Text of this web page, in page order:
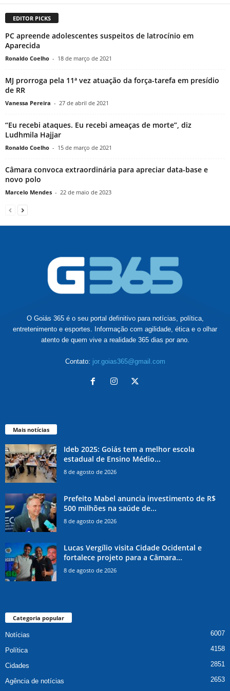
EDITOR PICKS
PC apreende adolescentes suspeitos de latrocínio em
Aparecida
Ronaldo Coelho - 18 de março de 2021
MJ prorroga pela 11ª vez atuação da força-tarefa em presídio
de RR
Vanessa Pereira - 27 de abril de 2021
“Eu recebi ataques. Eu recebi ameaças de morte”, diz
Ludhmila Hajjar
Ronaldo Coelho - 15 de março de 2021
Câmara convoca extraordinária para apreciar data-base e
novo polo
Marcelo Mendes - 22 de maio de 2023
O Goiás 365 é o seu portal definitivo para notícias, política,
entretenimento e esportes. Informação com agilidade, ética e o olhar
atento de quem vive a realidade 365 dias por ano.
Contato: jor.goias365@gmail.com
Mais notícias
Ideb 2025: Goiás tem a melhor escola
estadual de Ensino Médio...
8 de agosto de 2026
Prefeito Mabel anuncia investimento de R$
500 milhões na saúde de...
8 de agosto de 2026
Lucas Vergílio visita Cidade Ocidental e
fortalece projeto para a Câmara...
8 de agosto de 2026
Categoria popular
Notícias 6007
Política 4158
Cidades 2851
Agência de notícias
2653